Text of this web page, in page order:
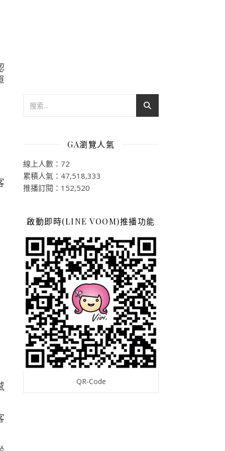
GA瀏覽人氣
線上人數：72
累積人氣：47,518,333
推播訂閱：152,520
啟動即時(LINE VOOM)推播功能
QR-Code